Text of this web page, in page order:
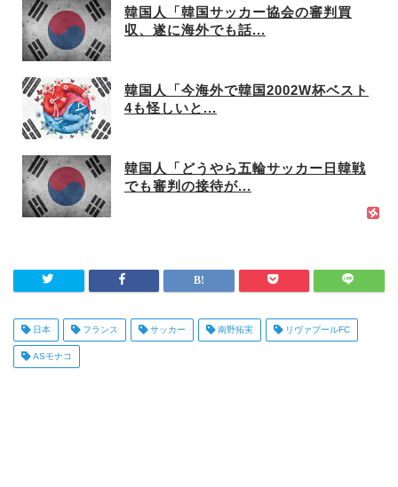
韓国人「韓国サッカー協会の審判買
収、遂に海外でも話...
韓国人「今海外で韓国2002W杯ベスト
4も怪しいと...
韓国人「どうやら五輪サッカー日韓戦
でも審判の接待が...
日本 フランス サッカー 南野拓実 リヴァプールFC
ASモナコ